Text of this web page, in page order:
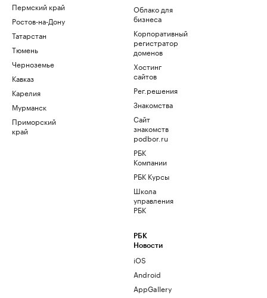
Пермский край
Ростов-на-Дону
Татарстан
Тюмень
Черноземье
Кавказ
Карелия
Мурманск
Приморский
край
Облако для
бизнеса
Корпоративный
регистратор
доменов
Хостинг
сайтов
Рег.решения
Знакомства
Сайт
знакомств
podbor.ru
РБК
Компании
РБК Курсы
Школа
управления
РБК
РБК
Новости
iOS
Android
AppGallery